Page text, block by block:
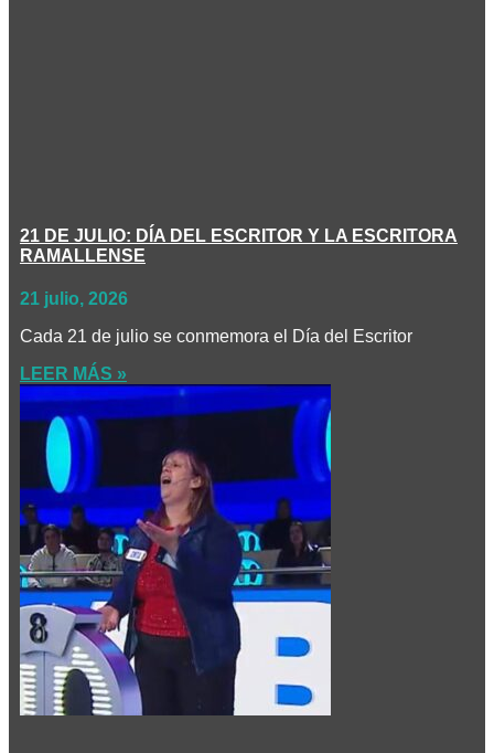
21 DE JULIO: DÍA DEL ESCRITOR Y LA ESCRITORA
RAMALLENSE
21 julio, 2026
Cada 21 de julio se conmemora el Día del Escritor
LEER MÁS »